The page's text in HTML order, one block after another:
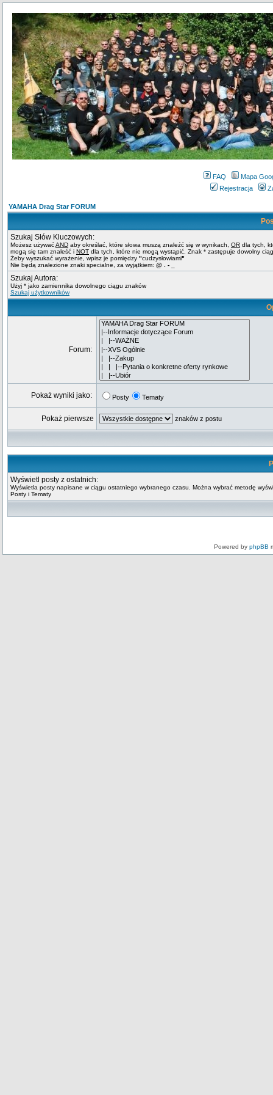
FAQ
Mapa
Rejestracja
YAMAHA Drag Star FORUM
Szukaj Słów Kluczowych:
Możesz używaćAND aby określać, które słowa muszą znaleźć się w wynikach, OR dla tych,
mogą się tam znaleść i NOT dla tych, które nie mogą wystąpić. Znak * zastępuje dowolny
Żeby wyszukać wyrażenie, wpisz je pomiędzy "cudzysłowiami"
Nie będą znalezione znaki specialne, za wyjątkiem: @ . - _
Szukaj Autora:
Użyj * jako zamiennika dowolnego ciągu znaków
Szukaj użytkowników
Forum:
Pokaż wyniki jako: Posty Tematy
Pokaż pierwsze znaków z postu
Wyświetl posty z ostatnich:
Wyświetla posty napisane w ciągu ostatniego wybranego czasu. Można wybrać metodę
Posty i Tematy
Powered by phpBB